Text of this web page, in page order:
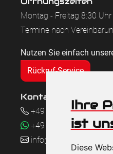
Ihre
ist
Diese
Montag - Freitag 8:30
Termine nach
Nutzen Sie einfach
Rückruf-Service
Kontakt
+49 (0) 6332 460 17
+49 (0) 170 1837 851
info@casper-